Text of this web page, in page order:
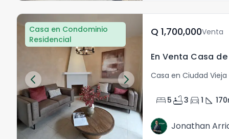
Casa en Condominio
Residencial
Q	1,700,000Venta
Casa en Ciudad
bed 5 bathtub3 directions_car 1 square_foot 170
Jonathan